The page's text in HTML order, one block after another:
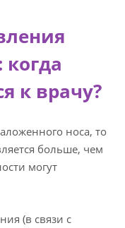
когда
к врачу?
носа, то
больше, чем
могут
(в связи с